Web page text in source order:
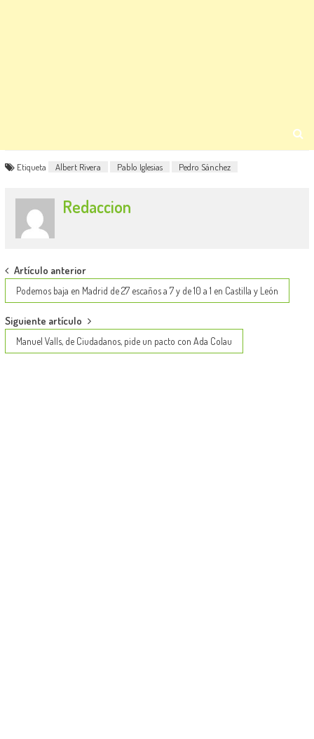
Etiqueta Albert Rivera Pablo Iglesias Pedro Sánchez
Redaccion
Post
navigation
Artículo anterior
Podemos baja en Madrid de 27 escaños a 7 y de 10 a 1 en Castilla y León
Siguiente artículo
Manuel Valls, de Ciudadanos, pide un pacto con Ada Colau